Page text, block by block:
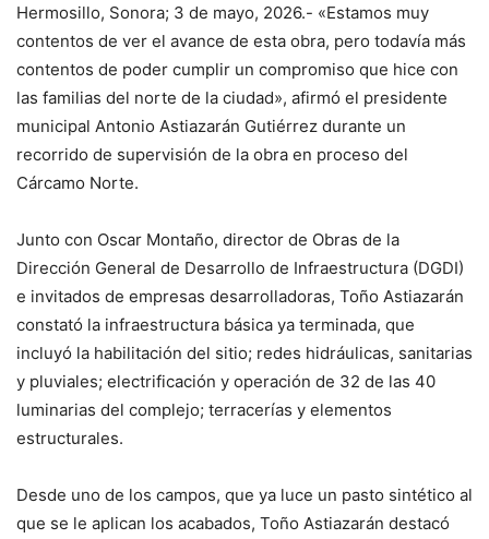
Hermosillo, Sonora; 3 de mayo, 2026.- «Estamos muy
contentos de ver el avance de esta obra, pero todavía más
contentos de poder cumplir un compromiso que hice con
las familias del norte de la ciudad», afirmó el presidente
municipal Antonio Astiazarán Gutiérrez durante un
recorrido de supervisión de la obra en proceso del
Cárcamo Norte.
Junto con Oscar Montaño, director de Obras de la
Dirección General de Desarrollo de Infraestructura (DGDI)
e invitados de empresas desarrolladoras, Toño Astiazarán
constató la infraestructura básica ya terminada, que
incluyó la habilitación del sitio; redes hidráulicas, sanitarias
y pluviales; electrificación y operación de 32 de las 40
luminarias del complejo; terracerías y elementos
estructurales.
Desde uno de los campos, que ya luce un pasto sintético al
que se le aplican los acabados, Toño Astiazarán destacó